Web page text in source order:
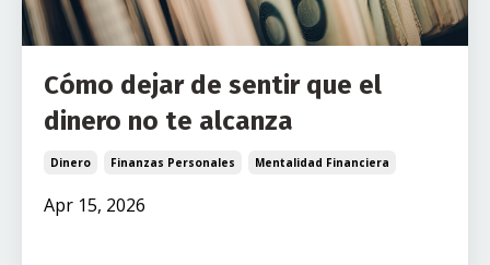
Cómo dejar de sentir que el
dinero no te alcanza
Dinero Finanzas Personales Mentalidad Financiera
Apr 15, 2026